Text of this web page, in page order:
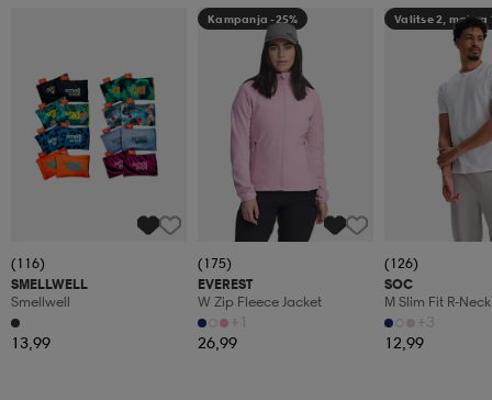
(116)
SMELLWELL
Smellwell
13,99
Kampanja -25%
(175)
EVEREST
W Zip Fleece Jacket
+1
26,99
Valitse 2, maksa
(126)
SOC
M Slim Fit R-
+3
12,99